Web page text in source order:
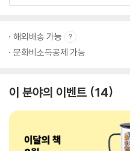
해외배송 가능
문화비소득공제 가능
이 분야의 이벤트 14